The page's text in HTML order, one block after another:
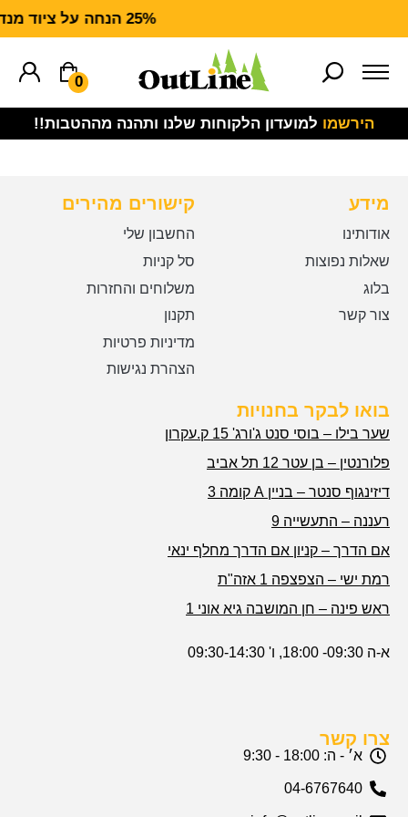
25% הנחה על ציוד מנדף CARHARTT FORCE
0
הירשמו למועדון הלקוחות שלנו ותהנה מההטבות!!
מידע
אודותינו
שאלות נפוצות
בלוג
צור קשר
קישורים מהירים
החשבון שלי
סל קניות
משלוחים והחזרות
תקנון
מדיניות פרטיות
הצהרת נגישות
בואו לבקר בחנויות
שער בילו – בוסי סנט ג'ורג' 15 ק.עקרון
פלורנטין – בן עטר 12 תל אביב
דיזינגוף סנטר – בניין A קומה 3
רעננה – התעשייה 9
אם הדרך – קניון אם הדרך מחלף ינאי
רמת ישי – הצפצפה 1 אזה"ת
ראש פינה – חן המושבה גיא אוני 1
א-ה 09:30- 18:00, ו' 09:30-14:30
צרו קשר
א׳ - ה: 18:00 - 9:30
04-6767640